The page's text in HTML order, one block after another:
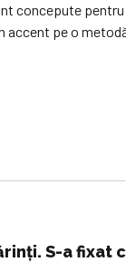
concepute
accent pe o
S-a fixat